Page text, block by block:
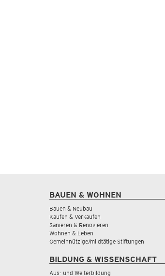
BAUEN & WOHNEN
Bauen & Neubau
Kaufen & Verkaufen
Sanieren & Renovieren
Wohnen & Leben
Gemeinnützige/mildtätige Stiftungen
BILDUNG & WISSENSCHAFT
Aus- und Weiterbildung